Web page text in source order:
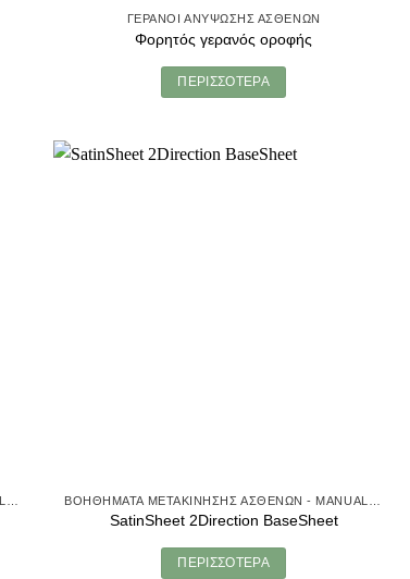
ΓΕΡΑΝΟΊ ΑΝΎΨΩΣΗΣ ΑΣΘΕΝΏΝ
Φορητός γερανός οροφής
ΠΕΡΙΣΣΌΤΕΡΑ
SatinSheet 2Direction BaseSheet
ΠΕΡΙΣΣΌΤΕΡΑ